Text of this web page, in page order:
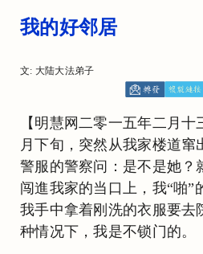
我的好邻居
文: 大陆大法弟子
【明慧网二零一五年二月
月下旬，突然从我家楼道窜
警服的警察问：是不是她？
闯進我家的当口上，我“啪”
我手中拿着刚洗的衣服要去
种情况下，我是不锁门的。